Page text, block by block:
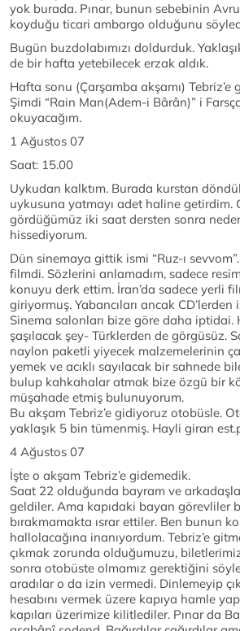
yok burada. Pınar, bunun sebebinin
koyduğu ticari ambargo olduğunu
Bugün buzdolabımızı doldurduk.
de bir hafta yetebilecek erzak aldık.
Hafta sonu (Çarşamba akşamı) Tebriz’e
Şimdi “Rain Man(Adem-i Bârân)” i
okuyacağım.
1 Ağustos 07
Saat: 15.00
Uykudan kalktım. Burada kurstan
uykusuna yatmayı adet haline getirdim.
gördüğümüz iki saat dersten sonra
hissediyorum.
Dün sinemaya gittik ismi “Ruz-ı
filmdi. Sözlerini anlamadım, sadece
konuyu derk ettim. İran’da sadece yerli
giriyormuş. Yabancıları ancak
Sinema salonları bize göre daha iptidai.
şaşılacak şey- Türklerden de görgüsüz.
naylon paketli yiyecek malzemelerinin
yemek ve acıklı sayılacak bir sahnede
bulup kahkahalar atmak bize özgü bir
müşahade etmiş bulunuyorum.
Bu akşam Tebriz’e gidiyoruz otobüsle.
yaklaşık 5 bin tümenmiş. Hayli giran
4 Ağustos 07
İşte o akşam Tebriz’e gidemedik.
Saat 22 olduğunda bayram ve
geldiler. Ama kapıdaki bayan görevliler
bırakmamakta ısrar ettiler. Ben bunun
hallolacağına inanıyordum. Tebriz’e
çıkmak zorunda olduğumuzu,
sonra otobüste olmamız gerektiğini
aradılar o da izin vermedi. Dinlemeyip
hesabını vermek üzere kapıya hamle
kapıları üzerimize kilitlediler. Pınar da